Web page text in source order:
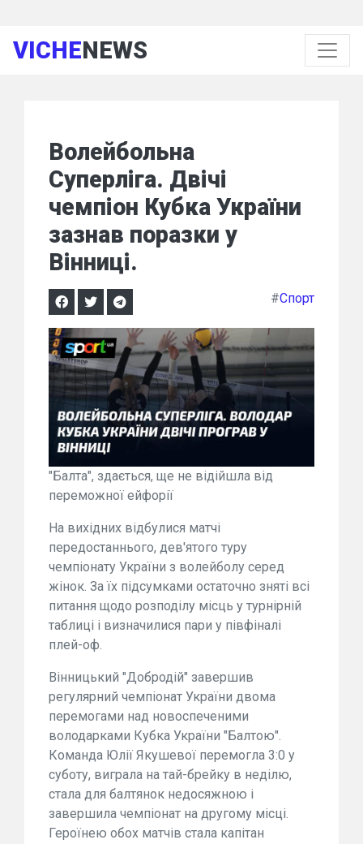
VICHENEWS
Волейбольна
Суперліга. Двічі
чемпіон Кубка України
зазнав поразки у
Вінниці.
#Спорт
"Балта", здається, ще не відійшла від
переможної ейфорії
На вихідних відбулися матчі
передостаннього, дев'ятого туру
чемпіонату України з волейболу серед
жінок. За їх підсумками остаточно зняті всі
питання щодо розподілу місць у турнірній
таблиці і визначилися пари у півфіналі
плей-оф.
Вінницький "Добродій" завершив
регулярний чемпіонат України двома
перемогами над новоспеченими
володарками Кубка України "Балтою".
Команда Юлії Якушевої перемогла 3:0 у
суботу, виграла на тай-брейку в неділю,
стала для балтянок недосяжною і
завершила чемпіонат на другому місці.
Героїнею обох матчів стала капітан